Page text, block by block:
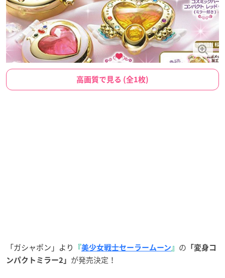
高画質で見る (全1枚)
「ガシャポン」より 『美少女戦士セーラームーン 』 の 「変身コ
ンパクトミラー2」 が発売決定！